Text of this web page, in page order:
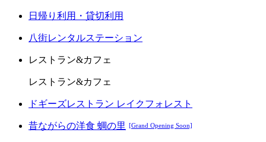
日帰り利用・貸切利用
八街レンタルステーション
レストラン&カフェ
レストラン&カフェ
ドギーズレストラン レイクフォレスト
昔ながらの洋食 蜩の里 [Grand Opening Soon]